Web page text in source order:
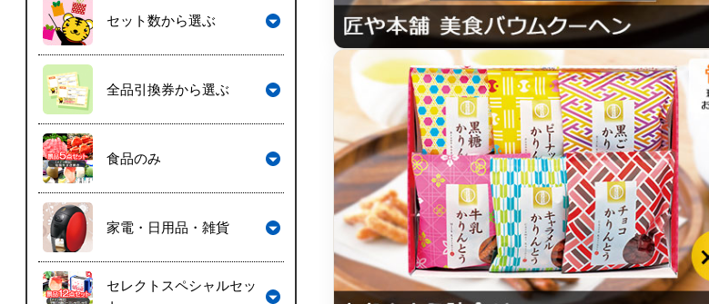
セット数から選ぶ
全品引換券から選ぶ
食品のみ
家電・日用品・雑貨
セレクトスペシャルセッ